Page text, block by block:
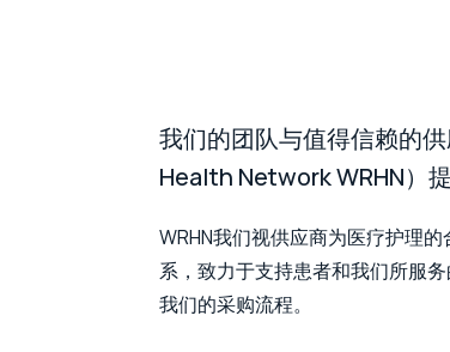
我们的团队与值得信赖的
Health Network WRHN）
WRHN我们视供应商为医疗护理
系，致力于支持患者和我们所服
我们的采购流程。